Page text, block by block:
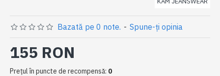
Bazată pe 0 note. - Spune-ţi opinia
155 RON
Preţul în puncte de recompensă: 0